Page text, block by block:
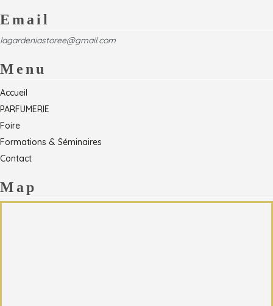
Email
lagardeniastoree@gmail.com
Menu
Accueil
PARFUMERIE
Foire
Formations & Séminaires
Contact
Map